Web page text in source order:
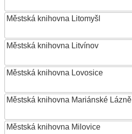
Městská knihovna Litomyšl
Městská knihovna Litvínov
Městská knihovna Lovosice
Městská knihovna Mariánské Lázně
Městská knihovna Milovice